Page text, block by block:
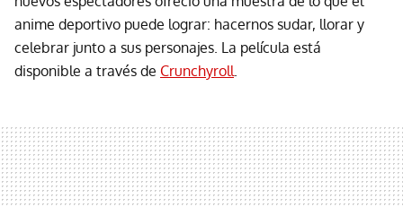
anime deportivo puede lograr: hacernos sudar, llorar y
celebrar junto a sus personajes. La película está
disponible a través de Crunchyroll.